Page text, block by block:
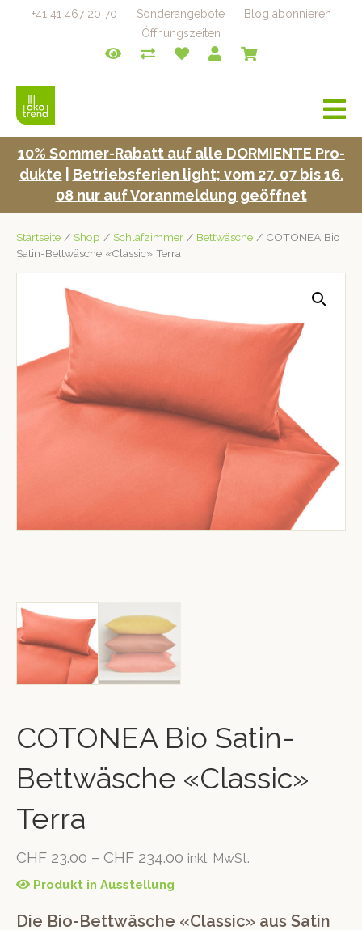
+41 41 467 20 70 Sonderangebote
Blog abonnieren
Öffnungszeiten
a
v
i
10% Som­mer-Rabatt auf alle DORMIENTE Pro­
duk­te
Betrieb­s­fe­rien light; vom 27. 07 bis 16.
08 nur auf Voran­mel­dung geöffnet
Startseite / Shop / Schlafzimmer / Bettwäsche / COTONEA Bio
Satin-Bettwäsche «Classic» Terra
COTONEA Bio Satin-
Bettwäsche «Classic»
Terra
CHF 23.00 – CHF 234.00 inkl. MwSt.
Produkt in Ausstellung
Die Bio-Bettwäsche «Classic» aus Satin